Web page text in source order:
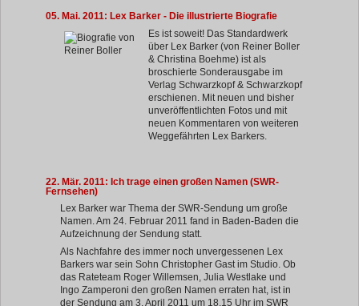
05. Mai. 2011: Lex Barker - Die illustrierte Biografie
Es ist soweit! Das Standardwerk
über Lex Barker (von Reiner Boller
& Christina Boehme) ist als
broschierte Sonderausgabe im
Verlag Schwarzkopf & Schwarzkopf
erschienen. Mit neuen und bisher
unveröffentlichten Fotos und mit
neuen Kommentaren von weiteren
Weggefährten Lex Barkers.
22. Mär. 2011: Ich trage einen großen Namen (SWR-
Fernsehen)
Lex Barker war Thema der SWR-Sendung um große
Namen. Am 24. Februar 2011 fand in Baden-Baden die
Aufzeichnung der Sendung statt.
Als Nachfahre des immer noch unvergessenen Lex
Barkers war sein Sohn Christopher Gast im Studio. Ob
das Rateteam Roger Willemsen, Julia Westlake und
Ingo Zamperoni den großen Namen erraten hat, ist in
der Sendung am 3. April 2011 um 18.15 Uhr im SWR